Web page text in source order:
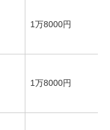
1万8000円
1万8000円